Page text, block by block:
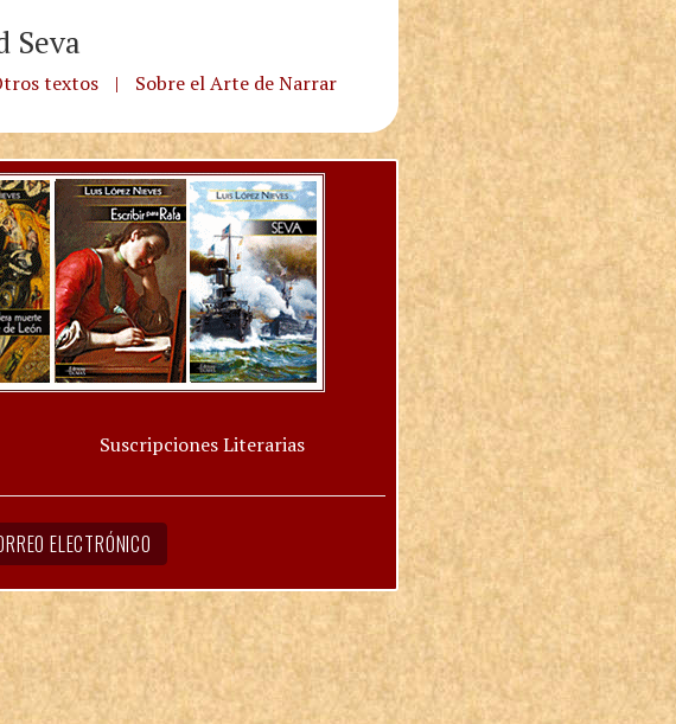
Seva
textos | Sobre el Arte de Narrar
Suscripciones Literarias
ELECTRÓNICO